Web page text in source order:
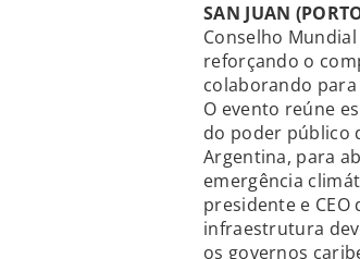
SAN JUAN
Conselho
reforçando o
colaborando
O evento reúne
do poder público
Argentina, para
emergência
presidente e CEO
infraestrutura
os governos